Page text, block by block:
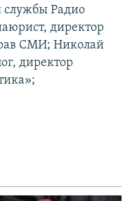
службы Радио
директор
СМИ; Николай
директор